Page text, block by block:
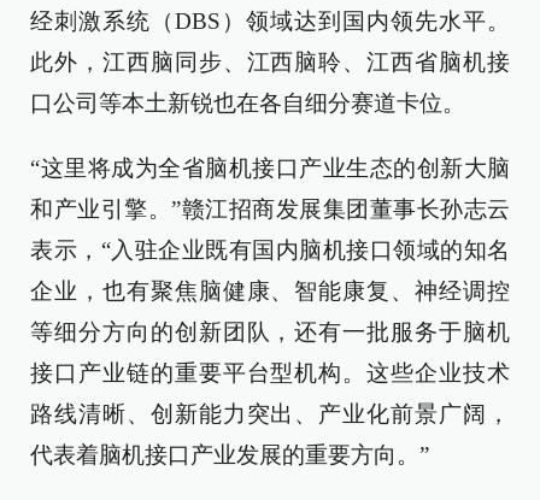
经刺激系统（DBS）领域达到国内领先水平。
此外，江西脑同步、江西脑聆、江西省脑机接
口公司等本土新锐也在各自细分赛道卡位。
“这里将成为全省脑机接口产业生态的创新大脑
和产业引擎。”赣江招商发展集团董事长孙志云
表示，“入驻企业既有国内脑机接口领域的知名
企业，也有聚焦脑健康、智能康复、神经调控
等细分方向的创新团队，还有一批服务于脑机
接口产业链的重要平台型机构。这些企业技术
路线清晰、创新能力突出、产业化前景广阔，
代表着脑机接口产业发展的重要方向。”